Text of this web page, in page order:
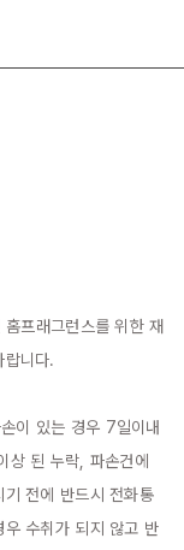
프래그런스를 위한 재
니다.
이 있는 경우 7일이내
된 누락, 파손건에
전에 반드시 전화통
수취가 되지 않고 반